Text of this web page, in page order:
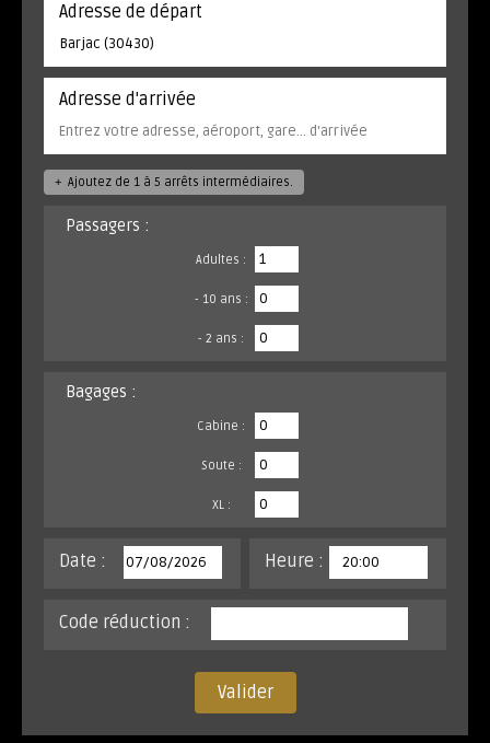
Adresse de départ
Adresse d'arrivée
Ajoutez de 1 à 5 arrêts intermédiaires.
+
Passagers :
Adultes :
- 10 ans :
- 2 ans :
Bagages :
Cabine :
Soute :
XL :
Date : Heure :
Code réduction :
Valider